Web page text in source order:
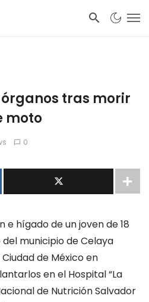
tras morir
moto
0
e hígado de un joven de 18
municipio de Celaya
de México en
en el Hospital “La
de Nutrición Salvador